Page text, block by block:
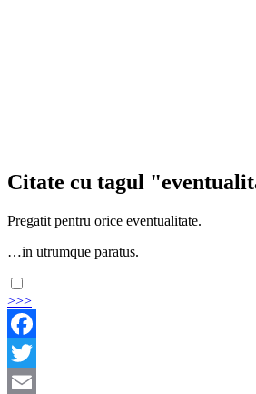
Citate cu tagul
Pregatit pentru orice eventualitate.
…in utrumque paratus.
>>>
Facebook
Twitter